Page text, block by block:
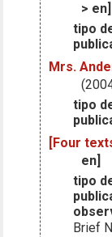
> en]
tipo
Mrs.
tipo
[Four
en]
tipo
Brief